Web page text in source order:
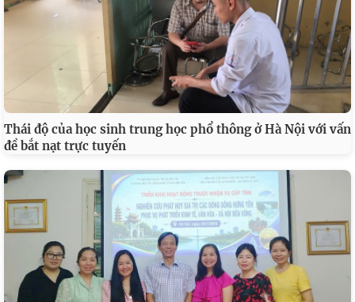
Thái độ của học sinh trung học phổ thông ở Hà Nội với vấn
đề bắt nạt trực tuyến